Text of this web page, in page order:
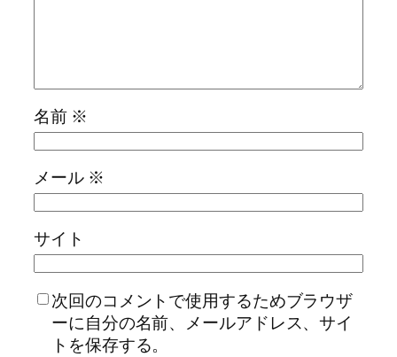
名前 ※
メール ※
サイト
次回のコメントで使用するためブラウザ
ーに自分の名前、メールアドレス、サイ
トを保存する。